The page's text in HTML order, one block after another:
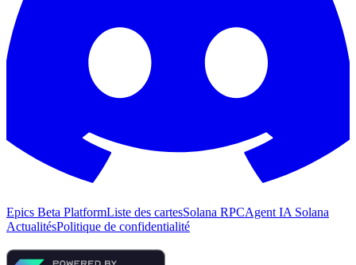
Epics Beta PlatformListe des cartesSolana RPCAgent IA Solana
ActualitésPolitique de confidentialité